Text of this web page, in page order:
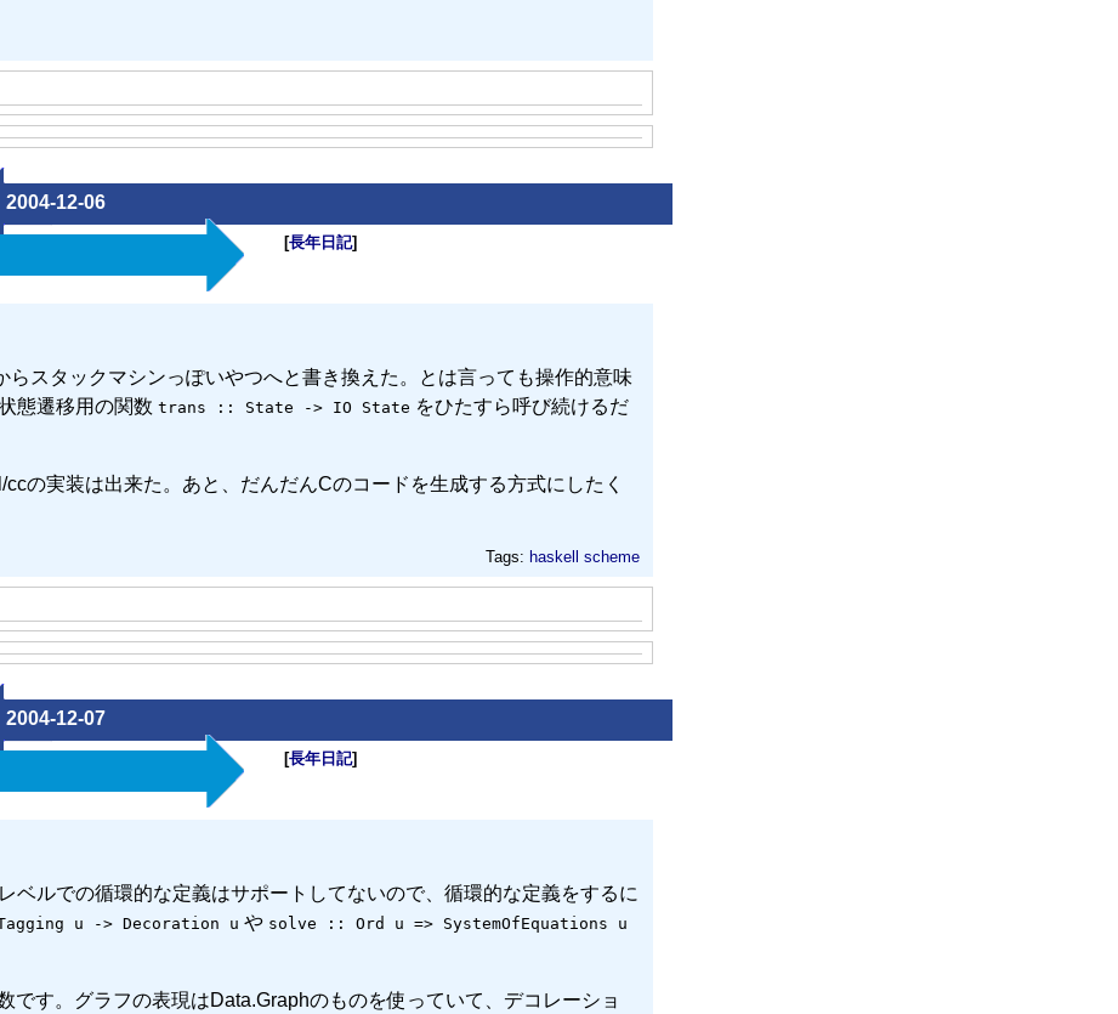
2004-12-06
[長年日記]
スタックマシンっぽいやつへと書き換えた。とは言っても操作的意味
態遷移用の関数 trans :: State -> IO State をひたすら呼び続けるだ
の実装は出来た。あと、だんだんCのコードを生成する方式にしたく
Tags: haskell scheme
2004-12-07
[長年日記]
ベルでの循環的な定義はサポートしてないので、循環的な定義をするに
u -> Decoration u や solve :: Ord u => SystemOfEquations u
です。グラフの表現はData.Graphのものを使っていて、デコレーショ